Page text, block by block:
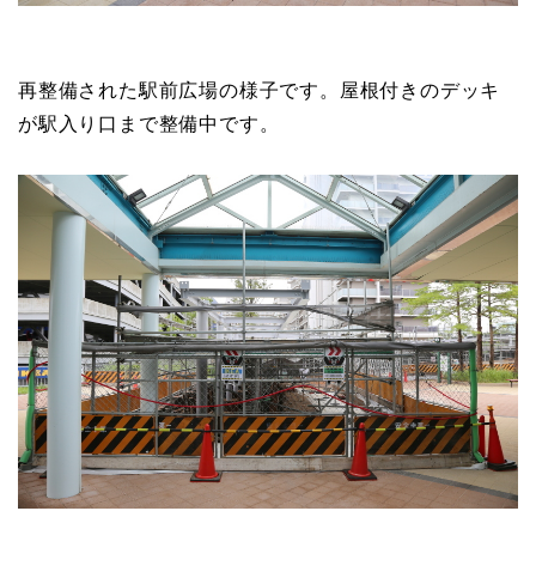
再整備された駅前広場の様子です。屋根付きのデッキ
が駅入り口まで整備中です。